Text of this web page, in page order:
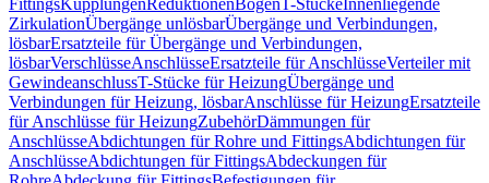
FittingsKupplungenReduktionenBögenT-StückeInnenliegende
ZirkulationÜbergänge unlösbarÜbergänge und Verbindungen,
lösbarErsatzteile für Übergänge und Verbindungen,
lösbarVerschlüsseAnschlüsseErsatzteile für AnschlüsseVerteiler mit
GewindeanschlussT-Stücke für HeizungÜbergänge und
Verbindungen für Heizung, lösbarAnschlüsse für HeizungErsatzteile
für Anschlüsse für HeizungZubehörDämmungen für
AnschlüsseAbdichtungen für Rohre und FittingsAbdichtungen für
AnschlüsseAbdichtungen für FittingsAbdeckungen für